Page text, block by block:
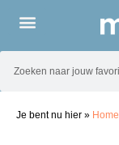
Je bent nu hier » Home